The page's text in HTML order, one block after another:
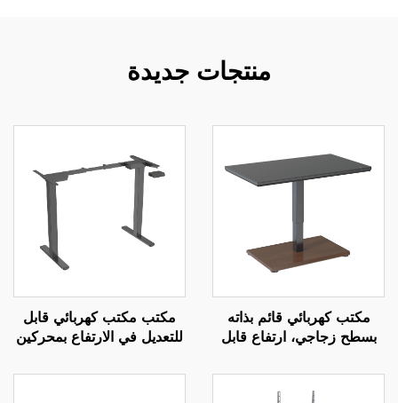
منتجات جديدة
مكتب كهربائي قائم بذاته
بسطح زجاجي، ارتفاع قابل
MOUNTS JSD1-01-G6-D
مكتب مكتب كهربائي قابل
للتعديل في الارتفاع بمحركين
MOUNTS JSD2-01